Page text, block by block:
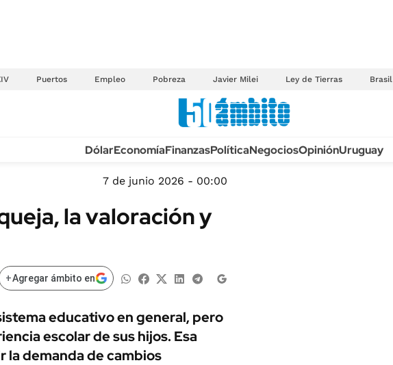
Puertos Empleo Pobreza Javier Milei Ley de Tierras Brasil
TECNOLOGÍA
MÉXICO
MUNDO
LIFESTYLE
AUTOS
DólarEconomíaFinanzasPolíticaNegociosOpiniónUruguay
7 de junio 2026 - 00:00
la valoración y
+Agregar ámbito en
educativo en general, pero
escolar de sus hijos. Esa
demanda de cambios